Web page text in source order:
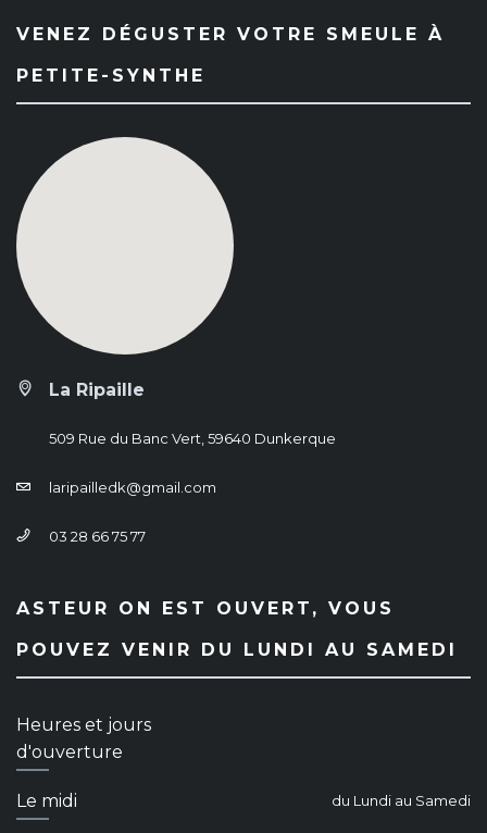
VENEZ DÉGUSTER VOTRE SMEULE À
PETITE-SYNTHE
La Ripaille
509 Rue du Banc Vert, 59640 Dunkerque
laripailledk@gmail.com
03 28 66 75 77
ASTEUR ON EST OUVERT, VOUS
POUVEZ VENIR DU LUNDI AU SAMEDI
Heures et jours
d'ouverture
Le midi du Lundi au Samedi